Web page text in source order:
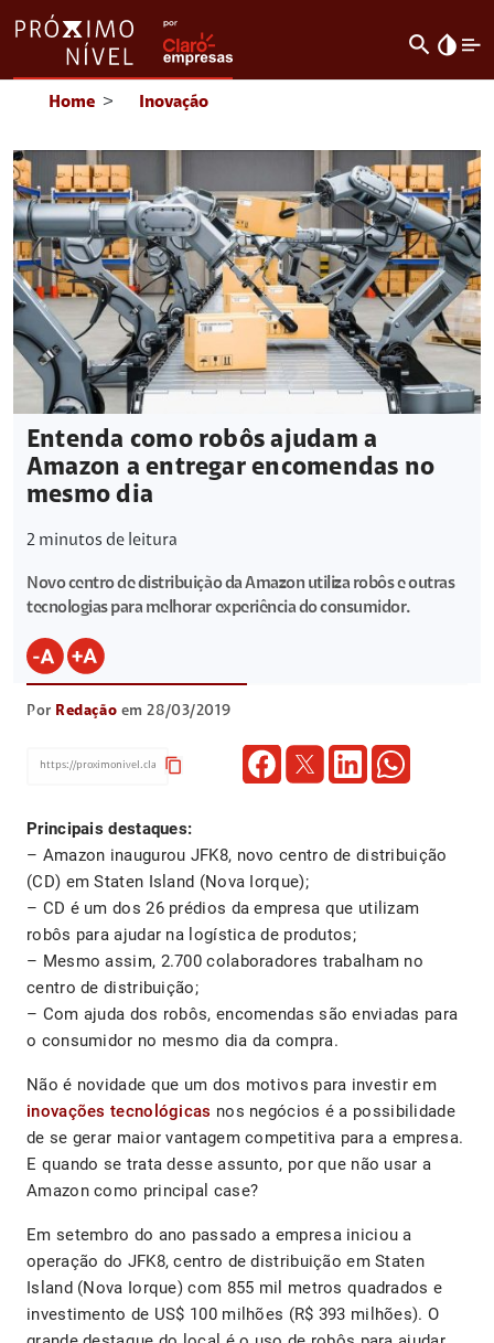
search invert_colors
Home > Inovação
Entenda como robôs ajudam a
Amazon a entregar encomendas no
mesmo dia
2 minutos de leitura
Novo centro de distribuição da Amazon utiliza robôs e outras
tecnologias para melhorar experiência do consumidor.
Por Redação em 28/03/2019
content_copy
Principais destaques:
– Amazon inaugurou JFK8, novo centro de distribuição
(CD) em Staten Island (Nova Iorque);
– CD é um dos 26 prédios da empresa que utilizam
robôs para ajudar na logística de produtos;
– Mesmo assim, 2.700 colaboradores trabalham no
centro de distribuição;
– Com ajuda dos robôs, encomendas são enviadas para
o consumidor no mesmo dia da compra.
Não é novidade que um dos motivos para investir em
inovações tecnológicas nos negócios é a possibilidade
de se gerar maior vantagem competitiva para a empresa.
E quando se trata desse assunto, por que não usar a
Amazon como principal case?
Em setembro do ano passado a empresa iniciou a
operação do JFK8, centro de distribuição em Staten
Island (Nova Iorque) com 855 mil metros quadrados e
investimento de US$ 100 milhões (R$ 393 milhões). O